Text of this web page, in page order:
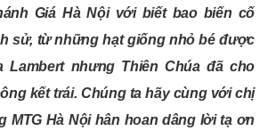
Giá Hà Nội với biết bao biến cố
sử, từ những hạt giống nhỏ bé được
nhưng Thiên Chúa đã cho
kết trái. Chúng ta hãy cùng với chị
MTG Hà Nội hân hoan dâng lời tạ ơn